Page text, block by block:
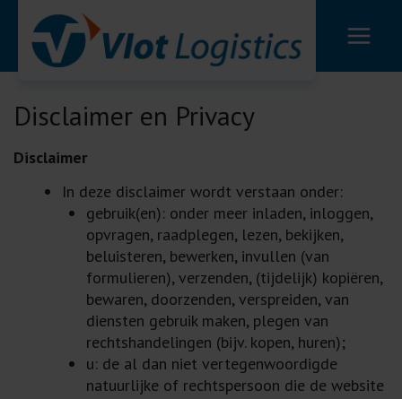
inhoud
Disclaimer en Privacy
Disclaimer
In deze disclaimer wordt verstaan onder:
gebruik(en): onder meer inladen, inloggen,
opvragen, raadplegen, lezen, bekijken,
beluisteren, bewerken, invullen (van
formulieren), verzenden, (tijdelijk) kopiëren,
bewaren, doorzenden, verspreiden, van
diensten gebruik maken, plegen van
rechtshandelingen (bijv. kopen, huren);
u: de al dan niet vertegenwoordigde
natuurlijke of rechtspersoon die de website